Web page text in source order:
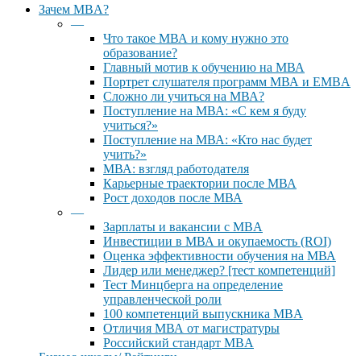
Close
Зачем MBA?
—
Что такое МВА и кому нужно это
образование?
Главный мотив к обучению на МВА
Портрет слушателя программ МВА и EMBA
Сложно ли учиться на МВА?
Поступление на МВА: «С кем я буду
учиться?»
Поступление на МВА: «Кто нас будет
учить?»
МВА: взгляд работодателя
Карьерные траектории после МВА
Рост доходов после МВА
—
Зарплаты и вакансии с MBA
Инвестиции в МВА и окупаемость (ROI)
Оценка эффективности обучения на МВА
Лидер или менеджер? [тест компетенций]
Тест Минцберга на определение
управленческой роли
100 компетенций выпускника MBA
Отличия МВА от магистратуры
Российский стандарт MBA